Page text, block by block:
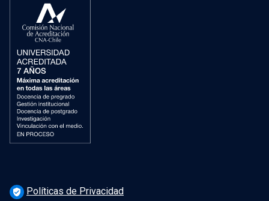
verified_user Políticas de Privacidad